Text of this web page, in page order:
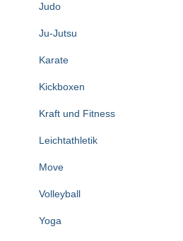
Judo
Ju-Jutsu
Karate
Kickboxen
Kraft und Fitness
Leichtathletik
Move
Volleyball
Yoga